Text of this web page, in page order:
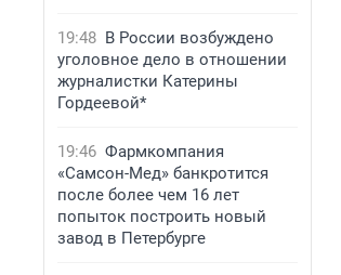
19:48 В России возбуждено
уголовное дело в отношении
журналистки Катерины
Гордеевой*
19:46 Фармкомпания
«Самсон-Мед» банкротится
после более чем 16 лет
попыток построить новый
завод в Петербурге